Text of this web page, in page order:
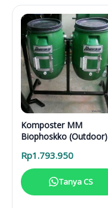
Komposter MM
Biophoskko (Outdoor)
Rp1.793.950
Tanya CS